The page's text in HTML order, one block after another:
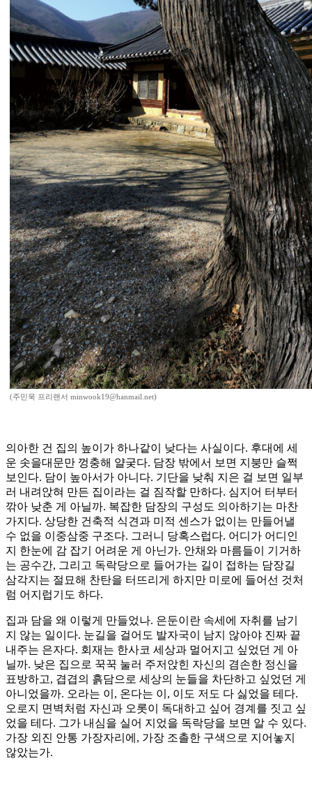
(주민욱 프리랜서 minwook19@hanmail.net)
의아한 건 집의 높이가 하나같이 낮다는 사실이다. 후대에 세
운 솟을대문만 껑충해 얄궂다. 담장 밖에서 보면 지붕만 슬쩍
보인다. 담이 높아서가 아니다. 기단을 낮춰 지은 걸 보면 일부
러 내려앉혀 만든 집이라는 걸 짐작할 만하다. 심지어 터부터
깎아 낮춘 게 아닐까. 복잡한 담장의 구성도 의아하기는 마찬
가지다. 상당한 건축적 식견과 미적 센스가 없이는 만들어낼
수 없을 이중삼중 구조다. 그러니 당혹스럽다. 어디가 어디인
지 한눈에 감 잡기 어려운 게 아닌가. 안채와 마름들이 기거하
는 공수간, 그리고 독락당으로 들어가는 길이 접하는 담장길
삼각지는 절묘해 찬탄을 터뜨리게 하지만 미로에 들어선 것처
럼 어지럽기도 하다.
집과 담을 왜 이렇게 만들었나. 은둔이란 속세에 자취를 남기
지 않는 일이다. 눈길을 걸어도 발자국이 남지 않아야 진짜 끝
내주는 은자다. 회재는 한사코 세상과 멀어지고 싶었던 게 아
닐까. 낮은 집으로 꾹꾹 눌러 주저앉힌 자신의 겸손한 정신을
표방하고, 겹겹의 흙담으로 세상의 눈들을 차단하고 싶었던 게
아니었을까. 오라는 이, 온다는 이, 이도 저도 다 싫었을 테다.
오로지 면벽처럼 자신과 오롯이 독대하고 싶어 경계를 짓고 싶
었을 테다. 그가 내심을 실어 지었을 독락당을 보면 알 수 있다.
가장 외진 안통 가장자리에, 가장 조촐한 구색으로 지어놓지
않았는가.